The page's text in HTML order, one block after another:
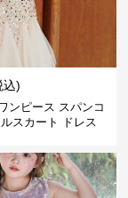
込)
ンピース スパンコ
スカート ドレス